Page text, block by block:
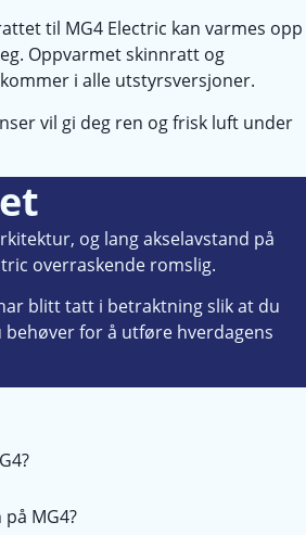
til MG4 Electric kan varmes opp
Oppvarmet skinnratt og
i alle utstyrsversjoner.
vil gi deg ren og frisk luft under
og lang akselavstand på
overraskende romslig.
blitt tatt i betraktning slik at du
behøver for å utføre hverdagens
MG4?